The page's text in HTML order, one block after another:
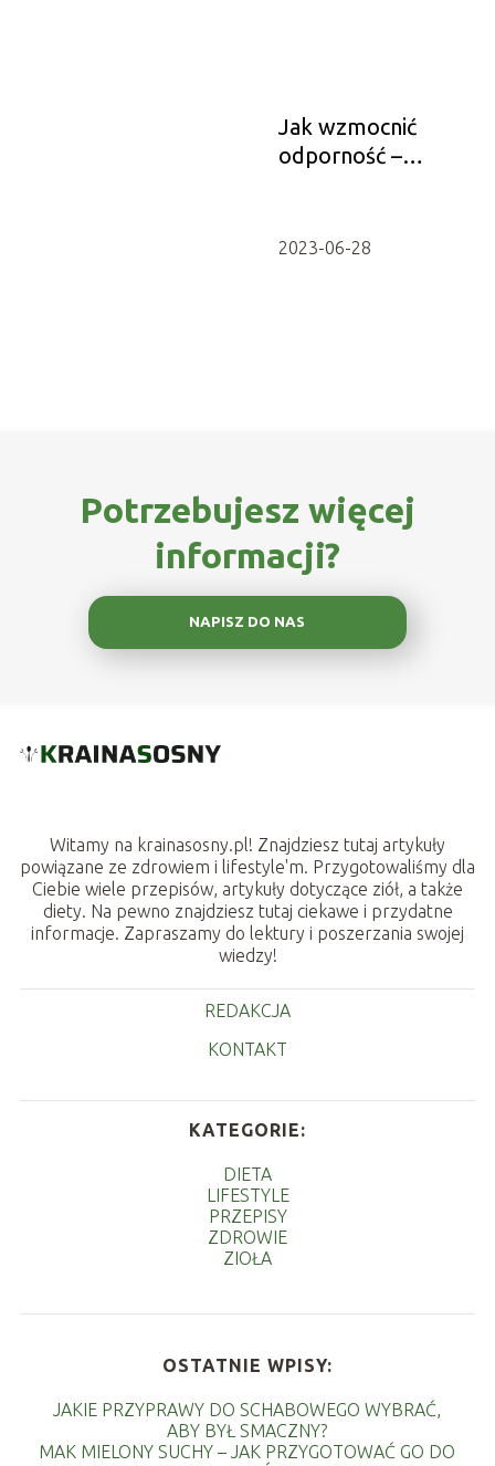
Jak wzmocnić
odporność –
2023-06-28
Potrzebujesz więcej
informacji?
NAPISZ DO NAS
Witamy na krainasosny.pl! Znajdziesz tutaj artykuły
powiązane ze zdrowiem i lifestyle'm. Przygotowaliśmy dla
Ciebie wiele przepisów, artykuły dotyczące ziół, a także
diety. Na pewno znajdziesz tutaj ciekawe i przydatne
informacje. Zapraszamy do lektury i poszerzania swojej
wiedzy!
REDAKCJA
KONTAKT
KATEGORIE:
DIETA
LIFESTYLE
PRZEPISY
ZDROWIE
ZIOŁA
OSTATNIE WPISY:
JAKIE PRZYPRAWY DO SCHABOWEGO WYBRAĆ,
ABY BYŁ SMACZNY?
MAK MIELONY SUCHY – JAK PRZYGOTOWAĆ GO DO